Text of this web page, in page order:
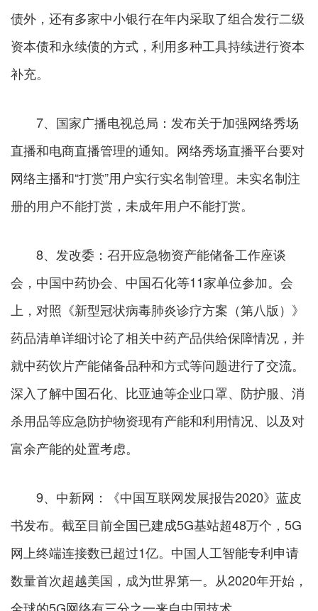
债外，还有多家中小银行在年内采取了组合发行二级
资本债和永续债的方式，利用多种工具持续进行资本
补充。
7、国家广播电视总局：发布关于加强网络秀场
直播和电商直播管理的通知。网络秀场直播平台要对
网络主播和“打赏”用户实行实名制管理。未实名制注
册的用户不能打赏，未成年用户不能打赏。
8、发改委：召开应急物资产能储备工作座谈
会，中国中药协会、中国石化等11家单位参加。会
上，对照《新型冠状病毒肺炎诊疗方案（第八版）》
药品清单详细讨论了相关中药产品供给保障情况，并
就中药饮片产能储备品种和方式等问题进行了交流。
深入了解中国石化、比亚迪等企业口罩、防护服、消
杀用品等应急防护物资现有产能和利用情况、以及对
富余产能的处置考虑。
9、中新网：《中国互联网发展报告2020》蓝皮
书发布。截至目前全国已建成5G基站超48万个，5G
网上终端连接数已超过1亿。中国人工智能专利申请
数量首次超越美国，成为世界第一。从2020年开始，